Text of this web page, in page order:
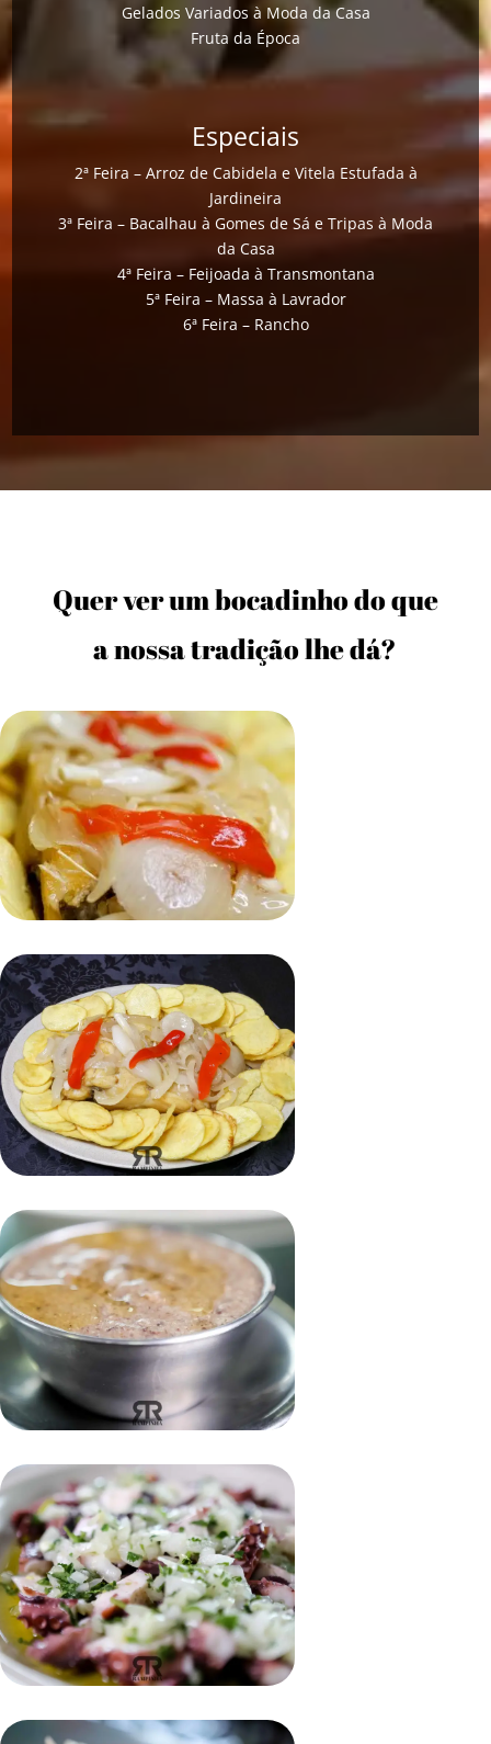
Gelados Variados à Moda da Casa
Fruta da Época
Especiais
2ª Feira – Arroz de Cabidela e Vitela Estufada à
Jardineira
3ª Feira – Bacalhau à Gomes de Sá e Tripas à Moda
da Casa
4ª Feira – Feijoada à Transmontana
5ª Feira – Massa à Lavrador
6ª Feira – Rancho
Quer ver um bocadinho do que
a nossa tradição lhe dá?